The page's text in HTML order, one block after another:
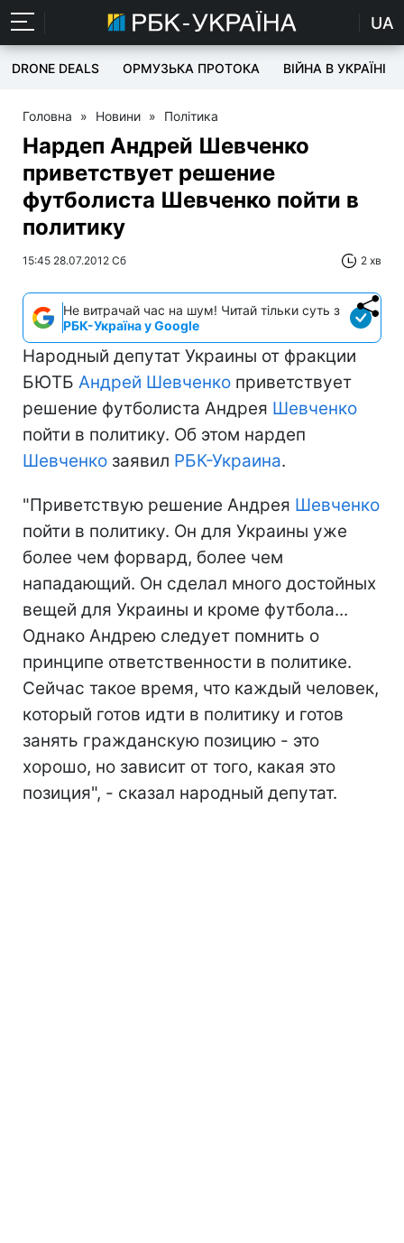
UA
DRONE DEALS ОРМУЗЬКА ПРОТОКА ВІЙНА В УКРАЇНІ
Головна » Новини » Політика
Нардеп Андрей Шевченко
приветствует решение
футболиста Шевченко пойти в
политику
15:45 28.07.2012 Сб 2 хв
Не витрачай час на шум! Читай тільки суть з
РБК-Україна у Google
Народный депутат Украины от фракции
БЮТБ Андрей Шевченко приветствует
решение футболиста Андрея Шевченко
пойти в политику. Об этом нардеп
Шевченко заявил РБК-Украина.
"Приветствую решение Андрея Шевченко
пойти в политику. Он для Украины уже
более чем форвард, более чем
нападающий. Он сделал много достойных
вещей для Украины и кроме футбола...
Однако Андрею следует помнить о
принципе ответственности в политике.
Сейчас такое время, что каждый человек,
который готов идти в политику и готов
занять гражданскую позицию - это
хорошо, но зависит от того, какая это
позиция", - сказал народный депутат.